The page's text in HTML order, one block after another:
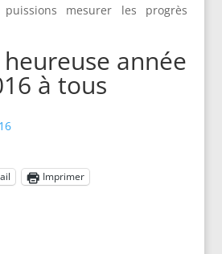
puissions mesurer les progrès
année
à tous
Imprimer